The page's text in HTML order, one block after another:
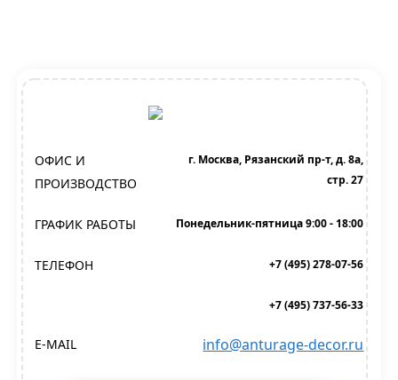
ОФИС И
ПРОИЗВОДСТВО
г. Москва, Рязанский пр-т, д. 8а,
стр. 27
ГРАФИК РАБОТЫ Понедельник-пятница 9:00 - 18:00
ТЕЛЕФОН +7 (495) 278-07-56
+7 (495) 737-56-33
E-MAIL info@anturage-decor.ru